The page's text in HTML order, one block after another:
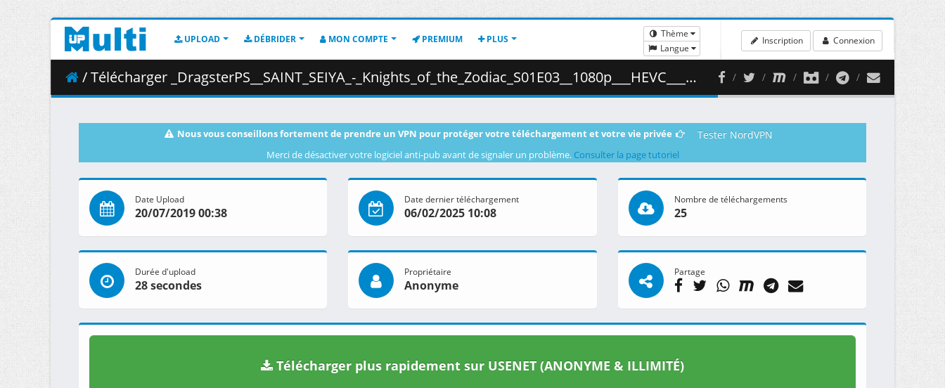
UPLOAD DÉBRIDER MON COMPTE PREMIUM PLUS
Thème
Langue
Inscription Connexion
/ Télécharger _DragsterPS__SAINT_SEIYA_-_Knights_of_the_Zodiac_S01E03__1080p___HEVC___Multi-Audio___Multi-Subs___1873F0B5_.mkv.003 ( 418.03 MB )
Nous vous conseillons fortement de prendre un VPN pour protéger votre téléchargement et votre vie privée Tester NordVPN
Merci de désactiver votre logiciel anti-pub avant de signaler un problème. Consulter la page tutoriel
Date Upload
20/07/2019 00:38
Date dernier téléchargement
06/02/2025 10:08
Nombre de téléchargements
25
Durée d'upload
28 secondes
Propriétaire
Anonyme
Partage
Télécharger plus rapidement sur USENET (ANONYME & ILLIMITÉ)